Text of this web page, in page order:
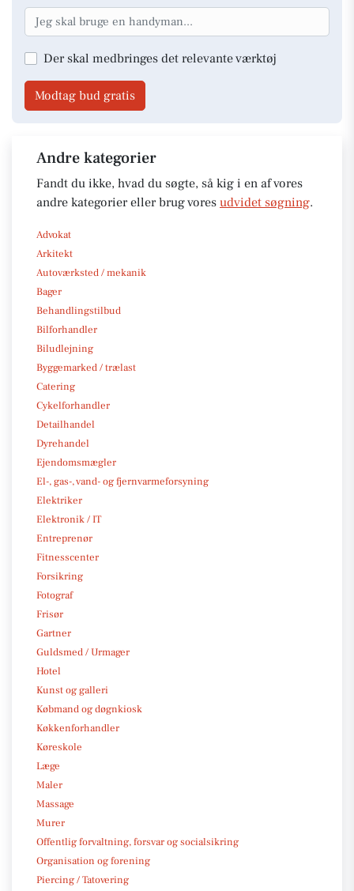
Der skal medbringes det relevante værktøj
Modtag bud gratis
Andre kategorier
Fandt du ikke, hvad du søgte, så kig i en af vores
andre kategorier eller brug vores udvidet søgning.
Advokat
Arkitekt
Autoværksted / mekanik
Bager
Behandlingstilbud
Bilforhandler
Biludlejning
Byggemarked / trælast
Catering
Cykelforhandler
Detailhandel
Dyrehandel
Ejendomsmægler
El-, gas-, vand- og fjernvarmeforsyning
Elektriker
Elektronik / IT
Entreprenør
Fitnesscenter
Forsikring
Fotograf
Frisør
Gartner
Guldsmed / Urmager
Hotel
Kunst og galleri
Købmand og døgnkiosk
Køkkenforhandler
Køreskole
Læge
Maler
Massage
Murer
Offentlig forvaltning, forsvar og socialsikring
Organisation og forening
Piercing / Tatovering